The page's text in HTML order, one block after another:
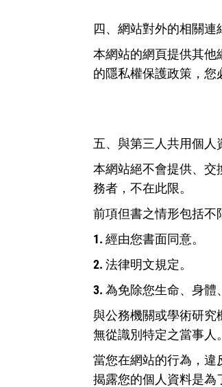
四、網站對外的相關連
本網站的網頁提供其他
的隱私權保護政策，您
五、與第三人共用個人
本網站絕不會提供、交
務者，不在此限。
前項但書之情形包括不
1. 經由您書面同意。
2. 法律明文規定。
3. 為免除您生命、身體
與公務機關或學術研究
無從識別特定之當事人。
當您在網站的行為，違
揭露您的個人資料是為